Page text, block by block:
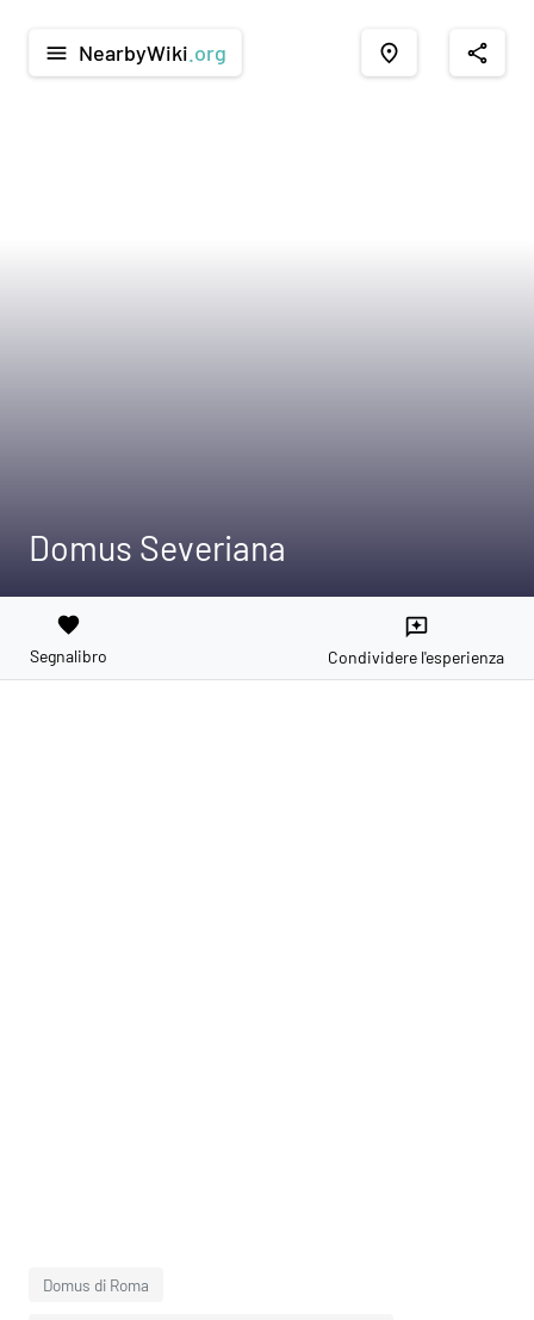
menu NearbyWiki .org place share
Domus Severiana
favorite
Segnalibro
reviews
Condividere l'esperienza
Domus di Roma